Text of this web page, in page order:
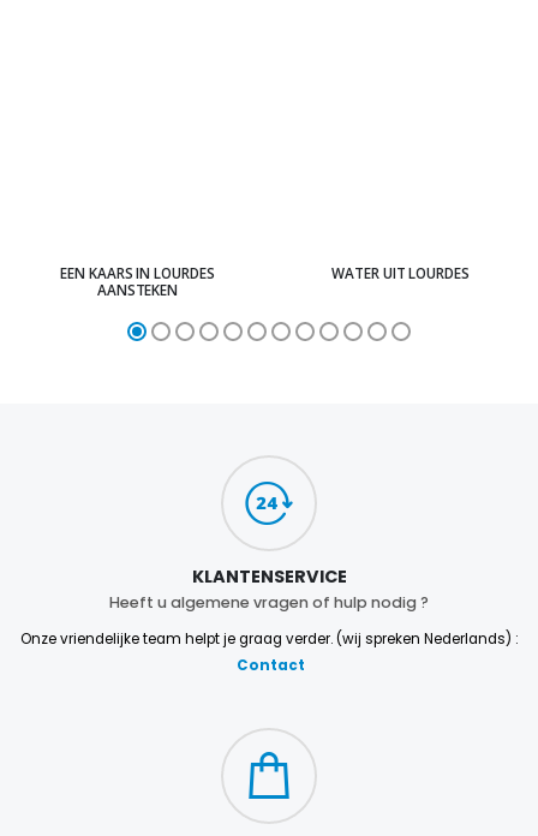
EEN KAARS IN LOURDES
AANSTEKEN
WATER UIT LOURDES
KLANTENSERVICE
Heeft u algemene vragen of hulp nodig ?
Onze vriendelijke team helpt je graag verder. (wij spreken Nederlands) :
Contact